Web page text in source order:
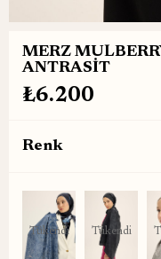
MERZ
ANTRASİT
₺6.200
Renk
Tükendi Tükendi